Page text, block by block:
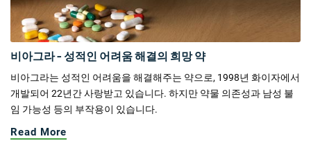
비아그라 - 성적인 어려움 해결의 희망 약
비아그라는 성적인 어려움을 해결해주는 약으로, 1998년 화이자에서
개발되어 22년간 사랑받고 있습니다. 하지만 약물 의존성과 남성 불
임 가능성 등의 부작용이 있습니다.
Read More